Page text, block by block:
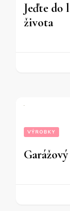
Jeďte do
života
VÝROBKY